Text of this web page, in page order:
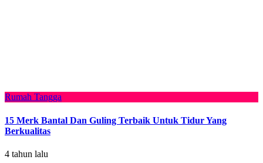
Rumah Tangga
15 Merk Bantal Dan Guling Terbaik Untuk Tidur Yang
Berkualitas
4 tahun lalu